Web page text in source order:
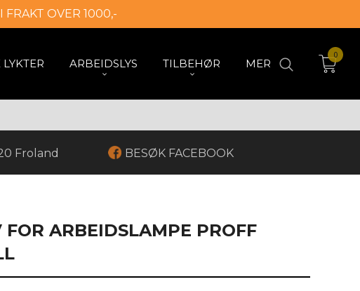
FRAKT OVER 1000,-
ARBEIDSLYS TILBEHØR MER
0
Froland BESØK FACEBOOK
FOR ARBEIDSLAMPE PROFF